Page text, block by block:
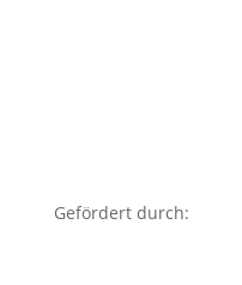
Gefördert durch: